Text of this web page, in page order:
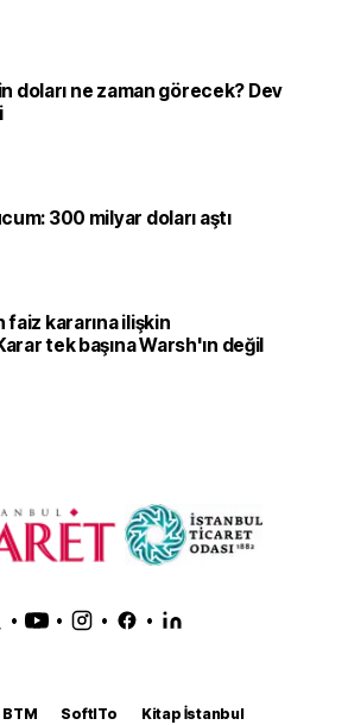
doları ne zaman görecek? Dev
300 milyar doları aştı
kararına ilişkin
tek başına Warsh'ın değil
• • • •
BTM SoftITo
Kitap İstanbul